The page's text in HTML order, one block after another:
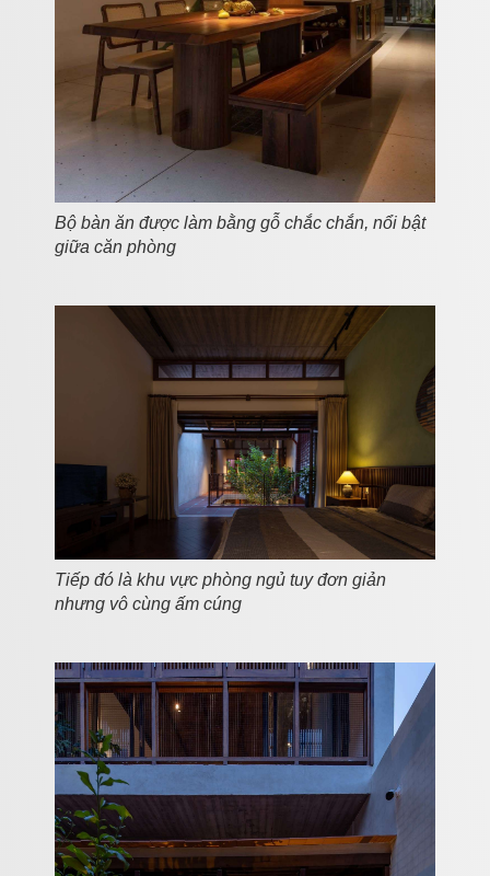
Bộ bàn ăn được làm bằng gỗ chắc chắn, nổi bật
giữa căn phòng
Tiếp đó là khu vực phòng ngủ tuy đơn giản
nhưng vô cùng ấm cúng